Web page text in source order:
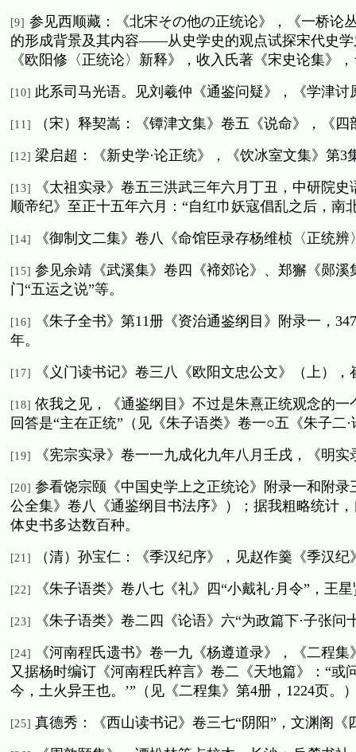
[9] 参见西顺藏：《北宋その他の正统论》，《一桥论
的形成背景及其内容——从史学史的观点试探宋代史
《欧阳修〈正统论〉新释》，收入氏著《宋史论集》
[10] 此系司马光语。见刘羲仲《通鉴问疑》，《学津讨
[11] （宋）释契嵩：《镡津文集》卷五《说命》，《
[12] 梁启超：《新史学·论正统》，《饮冰室文集》第3
[13]
《太祖实录》卷五三洪武三年六月丁丑，中研院
顺帝纪》至正十五年六月：“自红巾妖寇倡乱之后，
[14] 《御制文二集》卷八《命馆臣录存杨维桢〈正统
[15] 参见余靖《武溪集》卷四《褅郊论》、郑獬《郧
门“五运之说”等。
[16] 《朱子全书》第11册《资治通鉴纲目》附录一，
年。
[17] 《义门读书记》卷三八《欧阳文忠公文》（上）
[18] 依我之见，《通鉴纲目》不过是朱熹正统观念的
回答是“主在正统”（见《朱子语类》卷一○五《朱子二
[19] 《宪宗实录》卷一一九成化九年八月壬戌，《明实
[20] 参看饶宗颐《中国史学上之正统论》附录一和附
公全集》卷八《通鉴纲目书法序》）；据我粗略统计
体史书多达数百种。
[21] （清）孙宝仁：《季汉纪序》，见赵作羹《季汉
[22] 《朱子语类》卷八七《礼》四“小戴礼·月令”，王
[23] 《朱子语类》卷二四《论语》六“为政篇下·子张问
[24]
《河南程氏遗书》卷一九《杨遵道录》，《二程集
又据杨时编订《河南程氏粹言》卷二《天地篇》：“或
今，土火异王也。’”（见《二程集》第4册， 1224页。
[25] 真德秀：《西山读书记》卷三七“阴阳”，文渊阁《